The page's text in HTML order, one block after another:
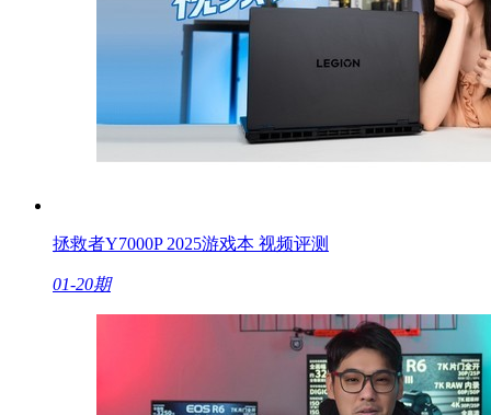
拯救者Y7000P 2025游戏本 视频评测
01-20期